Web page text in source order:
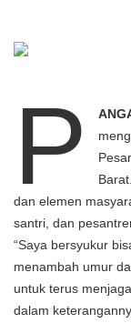
P
dan elemen
santri, dan
“Saya bersyukur
menambah umur
untuk terus
dalam